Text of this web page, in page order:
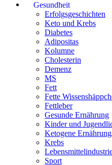
Gesundheit
Erfolgsgeschichten
Keto und Krebs
Diabetes
Adipositas
Kolumne
Cholesterin
Demenz
MS
Fett
Fette
Fettleber
Gesunde Ernährung
Kinder und
Ketogene
Krebs
Sport